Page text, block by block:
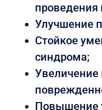
Улучшение
Стойкое
синдрома;
Увеличение
Повышение